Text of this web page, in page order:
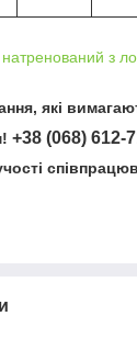
з
які
+38 (068) 612-